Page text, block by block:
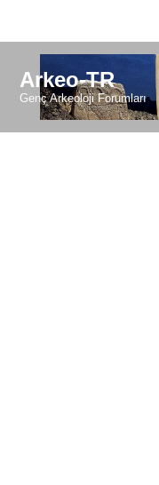
Arkeo-TR
Genç Arkeoloji Forumları